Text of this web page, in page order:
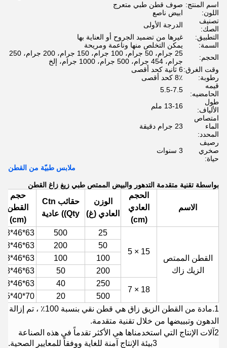
اسم المنتج: صوف قطن طبي متعرج
اللون:
ابيض ناصع
تصنيف
الصك:
الدرجة الأولى
التطبيق:
غيرها من تضميد الجروح أو العناية بها
السمة:
يمكن التخلص منها وناعمة ومريحة
الحجم:
25 جرام، 50 جرام، 100 جرام، 150 جرام، 200 جرام، 250
جرام، 454 جرام، 500 جرام، 1000 جرام، إلخ
وقت الغرق:6 ثانية كحد أقصى
رطوبة:
8٪ كحد أقصى
قيمه
الحامضيه:
5.5-7.5
طول
الألياف:
13-16 ملم
امتصاص
الماء
المحدد:
23 جرام دقيقة
رصيف
صخري
حياة:
3 سنوات
ملابس طبيّة من القطن
بواسطة تقنية متقدمة التدهور والبيض الممتص طبي زيغ زاغ القطن
الاسم
الحجم
العادي
(cm)
الوزن
العادي (غ)
حقائب Ctn
Qty)) عادية
حجم
القطن
(cm)
القطن الممتص
الزيك زاك
15 × 5
25
500
63*46*48
50
200
63*46*48
100
100
63*46*48
200
50
63*46*48
18 × 7
250
40
63*46*48
500
20
70*40*45
1.
مادة من القطن الزيق زاق هي قطن نقي بنسبة 100٪ ، تم إزالة
الدهون وتبييضها من خلال تقنية متقدمة.
2آلات الإنتاج التي استخدمناها هي الأكثر تقدماً في هذه الصناعة
3بيئة الإنتاج آمنة للغاية ووفقاً للمعايير الصحية.